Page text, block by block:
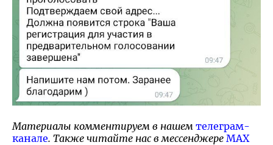
Материалы комментируем в нашем телеграм-
канале. Также читайте нас в мессенджере MAX